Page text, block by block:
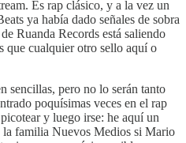
Es rap clásico, y a la vez un
ya había dado señales de sobra
Ruanda Records está saliendo
que cualquier otro sello aquí o
sencillas, pero no lo serán tanto
poquísimas veces en el rap
y luego irse: he aquí un
la familia Nuevos Medios si Mario